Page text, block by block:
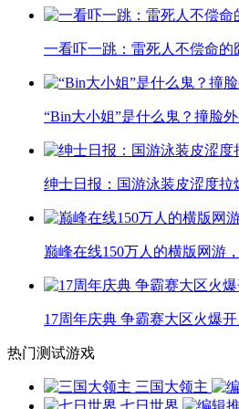
一看吓一跳：雷死人不偿命的
“Bin大小姐”是什么鬼？撞脸
绅士日报：国游泳装皮涩度
巅峰在线150万人的横版网游
17周年庆典 争霸赛大区火爆
热门测试游戏
三国大领主
七日世界